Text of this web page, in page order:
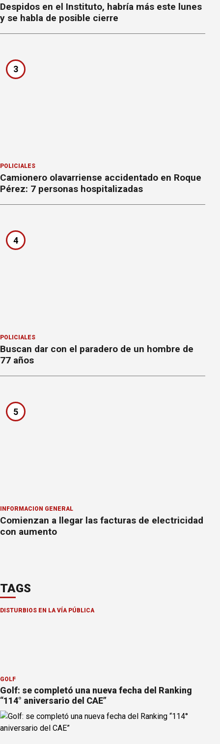
Despidos en el Instituto, habría más este lunes
y se habla de posible cierre
3
POLICIALES
Camionero olavarriense accidentado en Roque
Pérez: 7 personas hospitalizadas
4
POLICIALES
Buscan dar con el paradero de un hombre de
77 años
5
INFORMACION GENERAL
Comienzan a llegar las facturas de electricidad
con aumento
TAGS
DISTURBIOS EN LA VÍA PÚBLICA
GOLF
Golf: se completó una nueva fecha del Ranking
“114° aniversario del CAE”